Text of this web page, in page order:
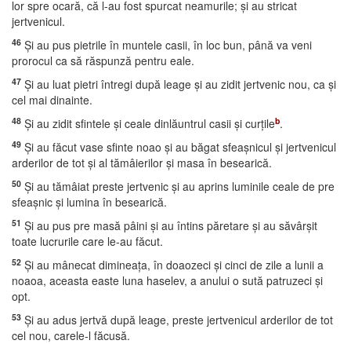
lor spre ocară, că l-au fost spurcat neamurile; şi au stricat
jertvenicul.
46 Şi au pus pietrile în muntele casii, în loc bun, până va veni
prorocul ca să răspunză pentru eale.
47 Şi au luat pietri întregi după leage şi au zidit jertvenic nou, ca şi
cel mai dinainte.
48 Şi au zidit sfintele şi ceale dinlăuntrul casii şi curţileb.
49 Şi au făcut vase sfinte noao şi au băgat sfeaşnicul şi jertvenicul
arderilor de tot şi al tămâierilor şi masa în besearică.
50 Şi au tămâiat preste jertvenic şi au aprins luminile ceale de pre
sfeaşnic şi lumina în besearică.
51 Şi au pus pre masă pâini şi au întins păretare şi au săvârşit
toate lucrurile care le-au făcut.
52 Şi au mânecat dimineaţa, în doaozeci şi cinci de zile a lunii a
noaoa, aceasta easte luna haselev, a anului o sută patruzeci şi
opt.
53 Şi au adus jertvă după leage, preste jertvenicul arderilor de tot
cel nou, carele-l făcusă.